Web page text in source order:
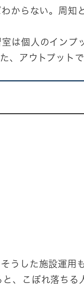
からない。周
は個人のイン
、アウトプット
うした施設運用
、こぼれ落ち